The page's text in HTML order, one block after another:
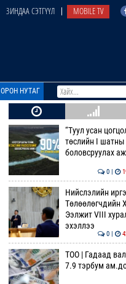
ЗИНДАА СЭТГҮҮЛ MOBILE TV
ОРОН НУТАГ
“Туул усан
төслийн I шатны
боловсруулах
0 |
Нийслэлийн
Төлөөлөгчдийн
Ээлжит VIII
эхэллээ
0 |
ТОО | Гадаад
7.9 тэрбум